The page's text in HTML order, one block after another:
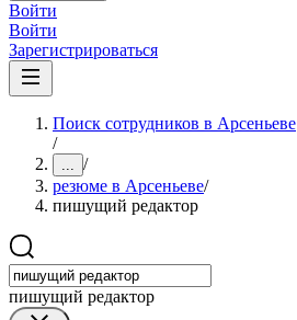
Войти
Войти
Зарегистрироваться
Поиск сотрудников в Арсеньеве
/
... /
резюме в Арсеньеве/
пишущий редактор
пишущий редактор